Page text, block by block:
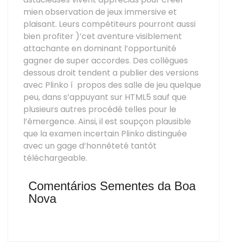
mien observation de jeux immersive et
plaisant. Leurs compétiteurs pourront aussi
bien profiter )’cet aventure visiblement
attachante en dominant l’opportunité
gagner de super accordes. Des collègues
dessous droit tendent a publier des versions
avec Plinko í propos des salle de jeu quelque
peu, dans s’appuyant sur HTML5 sauf que
plusieurs autres procédé telles pour le
l’émergence. Ainsi, il est soupçon plausible
que la examen incertain Plinko distinguée
avec un gage d’honnêteté tantôt
téléchargeable.
Comentários Sementes da Boa
Nova